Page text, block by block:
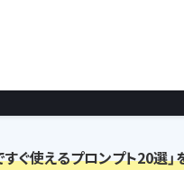
ぐ使えるプロンプト20選